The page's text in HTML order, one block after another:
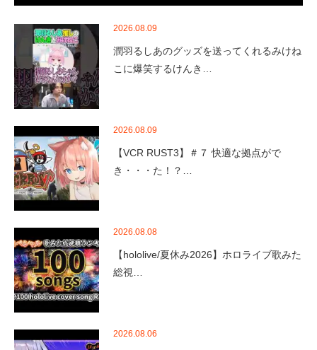
2026.08.09
潤羽るしあのグッズを送ってくれるみけね
こに爆笑するけんき…
2026.08.09
【VCR RUST3】＃７ 快適な拠点がで
き・・・た！？…
2026.08.08
【hololive/夏休み2026】ホロライブ歌みた
総視…
2026.08.06